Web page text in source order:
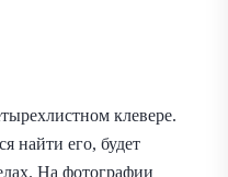
клевере.
найти его, будет
На фотографии